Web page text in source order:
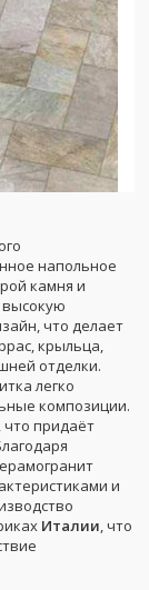
напольное
камня и
высокую
что делает
крыльца,
отделки.
легко
композиции.
, что придаёт
и
Италии , что